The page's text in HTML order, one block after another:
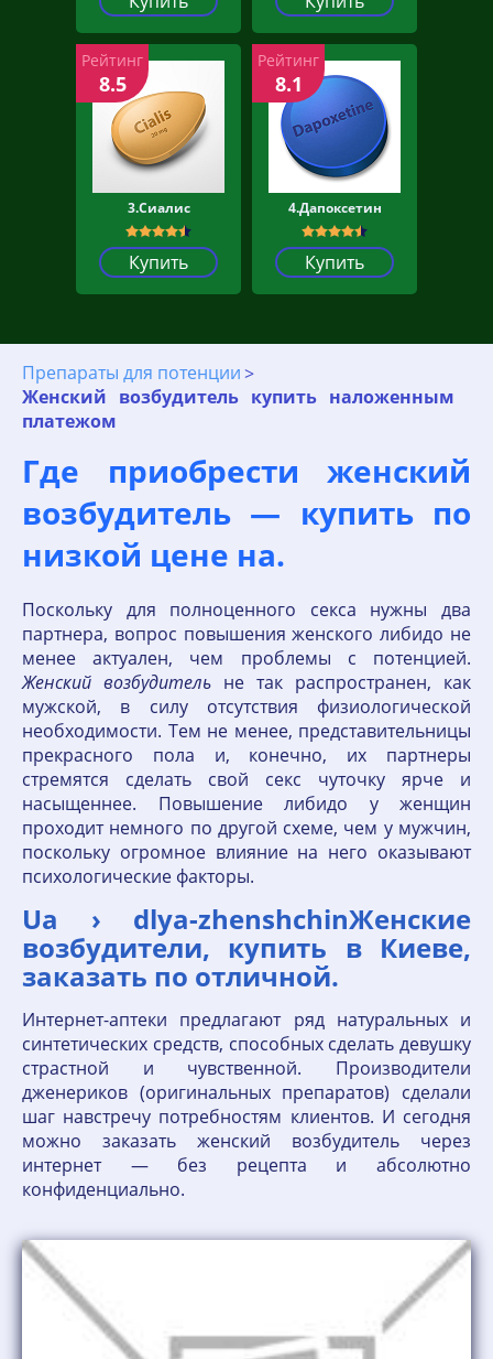
3.Сиалис
Купить
Рейтинг
8.5
4.Дапоксетин
Купить
Рейтинг
8.1
Препараты для потенции
Женский возбудитель купить наложенным
платежом
Где приобрести женский
возбудитель — купить по
низкой цене на.
Поскольку для полноценного секса нужны два
партнера, вопрос повышения женского либидо не
менее актуален, чем проблемы с потенцией.
Женский возбудитель не так распространен, как
мужской, в силу отсутствия физиологической
необходимости. Тем не менее, представительницы
прекрасного пола и, конечно, их партнеры
стремятся сделать свой секс чуточку ярче и
насыщеннее. Повышение либидо у женщин
проходит немного по другой схеме, чем у мужчин,
поскольку огромное влияние на него оказывают
психологические факторы.
Ua › dlya-zhenshchinЖенские
возбудители, купить в Киеве,
заказать по отличной.
Интернет-аптеки предлагают ряд натуральных и
синтетических средств, способных сделать девушку
страстной и чувственной. Производители
дженериков (оригинальных препаратов) сделали
шаг навстречу потребностям клиентов. И сегодня
можно заказать женский возбудитель через
интернет — без рецепта и абсолютно
конфиденциально.